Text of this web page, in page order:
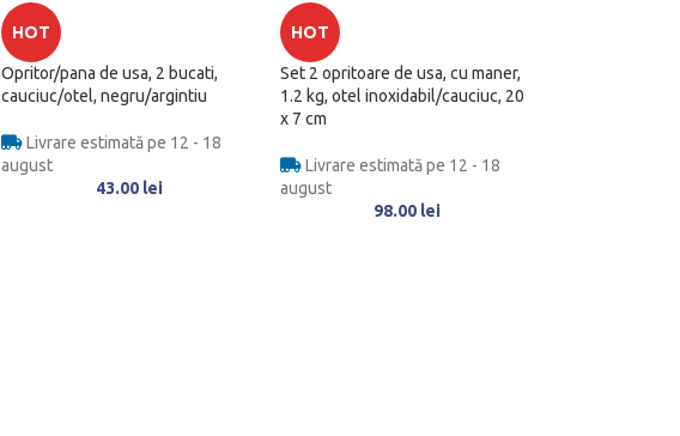
HOT
Opritor/pana de usa, 2 bucati,
cauciuc/otel, negru/argintiu
Livrare estimată pe 12 - 18
august
43.00 lei
HOT
Set 2 opritoare de usa, cu maner,
1.2 kg, otel inoxidabil/cauciuc, 20
x 7 cm
Livrare estimată pe 12 - 18
august
98.00 lei